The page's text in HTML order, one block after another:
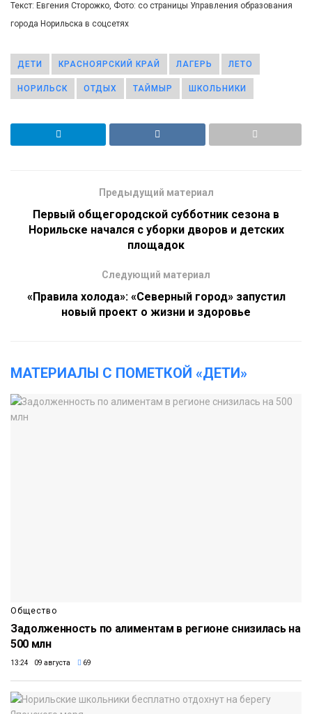
Текст: Евгения Сторожко, Фото: со страницы Управления образования
города Норильска в соцсетях
ДЕТИ КРАСНОЯРСКИЙ КРАЙ ЛАГЕРЬ ЛЕТО
НОРИЛЬСК ОТДЫХ ТАЙМЫР ШКОЛЬНИКИ
Предыдущий материал
Первый общегородской субботник сезона в
Норильске начался с уборки дворов и детских
площадок
Следующий материал
«Правила холода»: «Северный город» запустил
новый проект о жизни и здоровье
МАТЕРИАЛЫ С ПОМЕТКОЙ «ДЕТИ»
Общество
Задолженность по алиментам в регионе снизилась на
500 млн
13:24 09 августа 69